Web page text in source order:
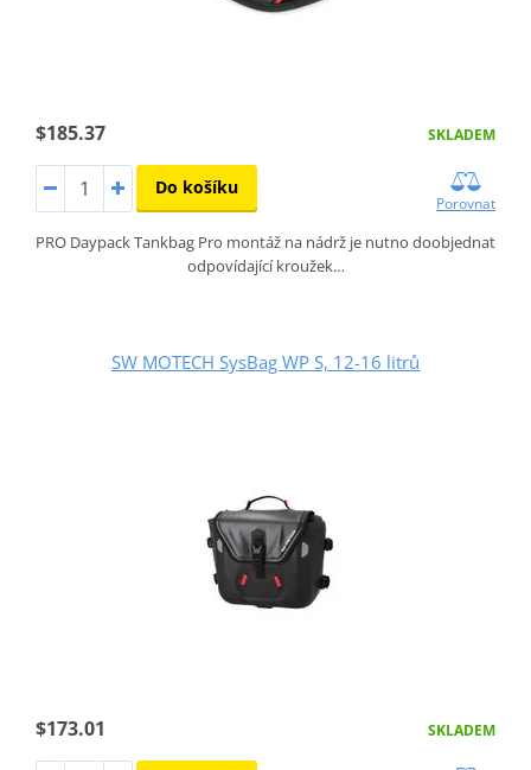
$185.37 SKLADEM
Do košíku
Porovnat
PRO Daypack Tankbag Pro montáž na nádrž je nutno doobjednat
odpovídající kroužek…
SW MOTECH SysBag WP S, 12-16 litrů
$173.01 SKLADEM